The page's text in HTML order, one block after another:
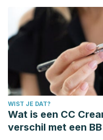
WIST JE DAT?
Wat is een CC
verschil met een